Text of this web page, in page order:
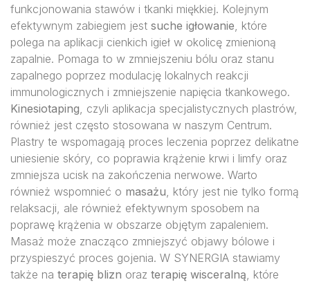
funkcjonowania stawów i tkanki miękkiej. Kolejnym
efektywnym zabiegiem jest suche igłowanie, które
polega na aplikacji cienkich igieł w okolicę zmienioną
zapalnie. Pomaga to w zmniejszeniu bólu oraz stanu
zapalnego poprzez modulację lokalnych reakcji
immunologicznych i zmniejszenie napięcia tkankowego.
Kinesiotaping, czyli aplikacja specjalistycznych plastrów,
również jest często stosowana w naszym Centrum.
Plastry te wspomagają proces leczenia poprzez delikatne
uniesienie skóry, co poprawia krążenie krwi i limfy oraz
zmniejsza ucisk na zakończenia nerwowe. Warto
również wspomnieć o masażu, który jest nie tylko formą
relaksacji, ale również efektywnym sposobem na
poprawę krążenia w obszarze objętym zapaleniem.
Masaż może znacząco zmniejszyć objawy bólowe i
przyspieszyć proces gojenia. W SYNERGIA stawiamy
także na terapię blizn oraz terapię wisceralną, które